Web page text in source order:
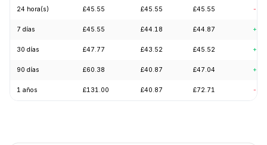
24 hora(s) £45.55 £45.55 £45.55 -
7 días £45.55 £44.18 £44.87
30 días £47.77 £43.52 £45.52
90 días £60.38 £40.87 £47.04
1 años £131.00 £40.87 £72.71 -